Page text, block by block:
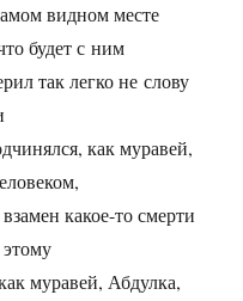
видном месте
будет с ним
так легко не слову
как муравей,
какое-то смерти
муравей, Абдулка,